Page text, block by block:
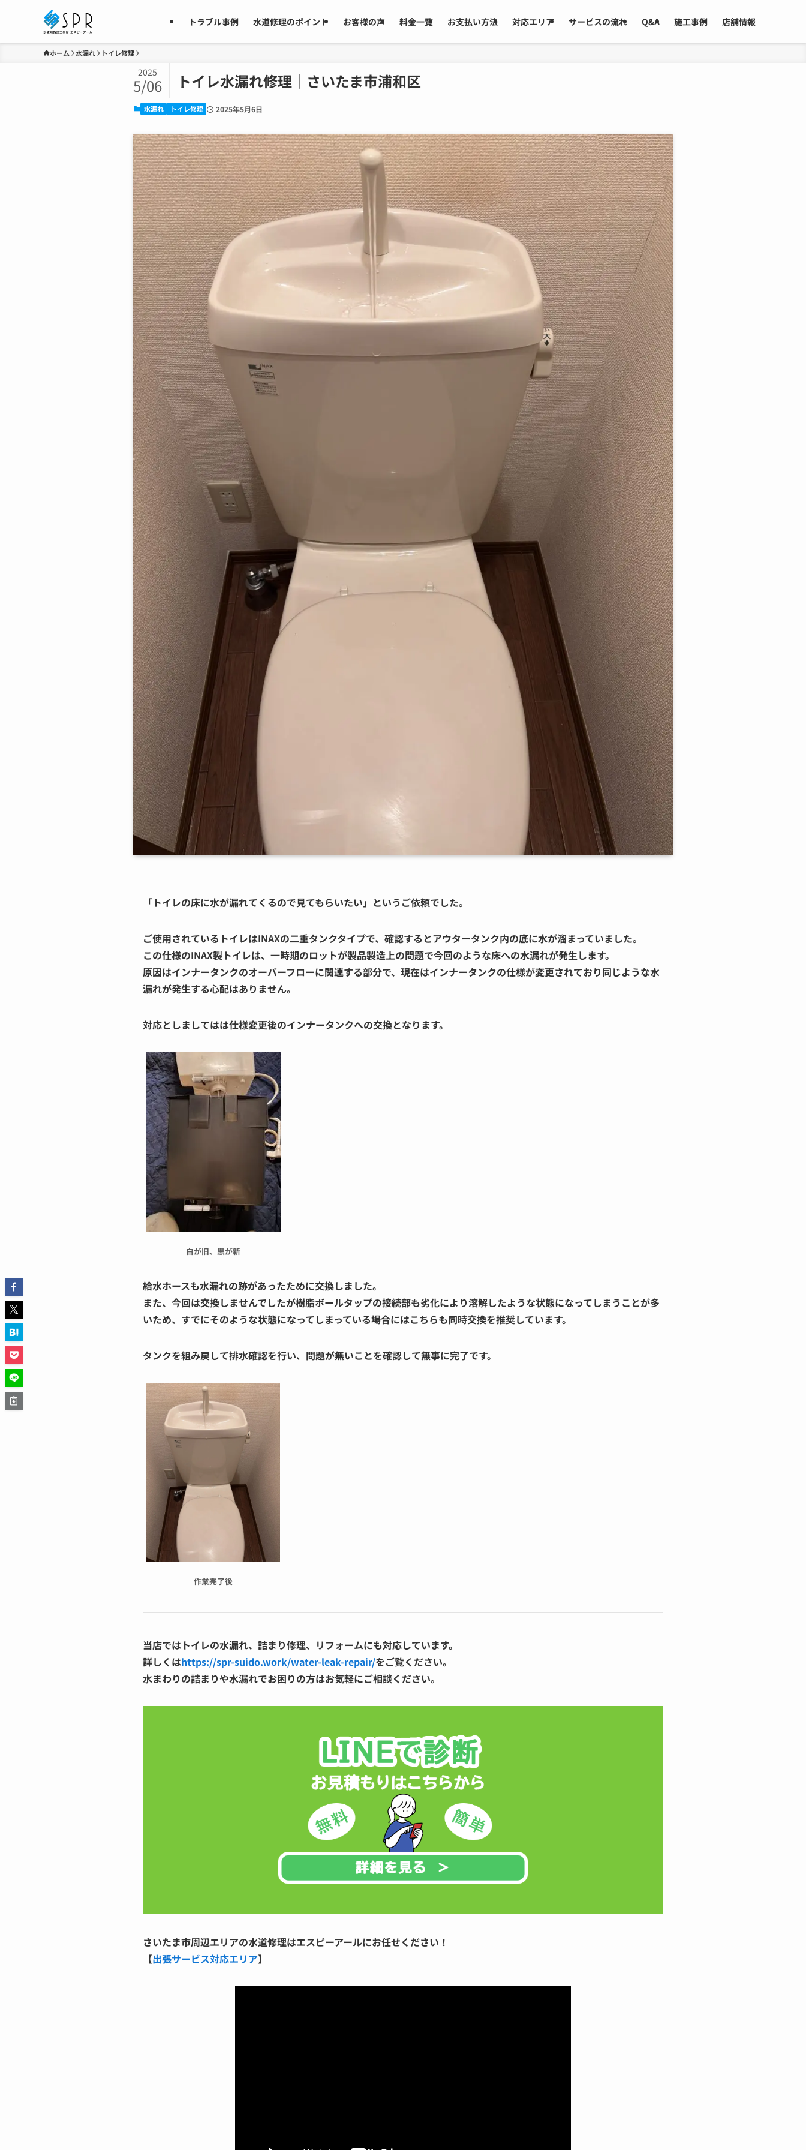
トラブル事例 水道修理のポイント お客様の声 料金一覧 お支払い方法 対応エリア サービスの流れ Q&A 施工事例 店舗情報
ホーム 水漏れ トイレ修理
トイレ水漏れ修理｜さいたま市浦和区
2025
5/06
水漏れ トイレ修理 2025年5月6日
「トイレの床に水が漏れてくるので見てもらいたい」というご依頼でした。
ご使用されているトイレはINAXの二重タンクタイプで、確認するとアウタータンク内の底に水が溜まっていました。
この仕様のINAX製トイレは、一時期のロットが製品製造上の問題で今回のような床への水漏れが発生します。
原因はインナータンクのオーバーフローに関連する部分で、現在はインナータンクの仕様が変更されており同じような水
漏れが発生する心配はありません。
対応としましてはは仕様変更後のインナータンクへの交換となります。
白が旧、黒が新
給水ホースも水漏れの跡があったために交換しました。
また、今回は交換しませんでしたが樹脂ボールタップの接続部も劣化により溶解したような状態になってしまうことが多
いため、すでにそのような状態になってしまっている場合にはこちらも同時交換を推奨しています。
タンクを組み戻して排水確認を行い、問題が無いことを確認して無事に完了です。
作業完了後
当店ではトイレの水漏れ、詰まり修理、リフォームにも対応しています。
詳しくはhttps://spr-suido.work/water-leak-repair/をご覧ください。
水まわりの詰まりや水漏れでお困りの方はお気軽にご相談ください。
さいたま市周辺エリアの水道修理はエスピーアールにお任せください！
【出張サービス対応エリア】